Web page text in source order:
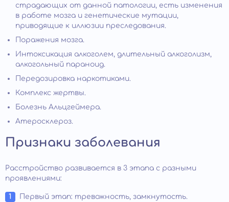
страдающих от данной патологии, есть изменения
в работе мозга и генетические мутации,
приводящие к иллюзии преследования.
Поражения мозга.
Интоксикация алкоголем, длительный алкоголизм,
алкогольный параноид.
Передозировка наркотиками.
Комплекс жертвы.
Болезнь Альцгеймера.
Атеросклероз.
Признаки заболевания
Расстройство развивается в 3 этапа с разными
проявлениями:
Первый этап: тревожность, замкнутость.